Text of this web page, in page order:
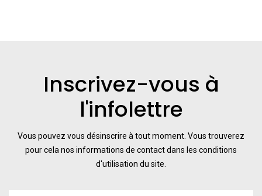
Inscrivez-vous à
l'infolettre
Vous pouvez vous désinscrire à tout moment. Vous trouverez
pour cela nos informations de contact dans les conditions
d'utilisation du site.